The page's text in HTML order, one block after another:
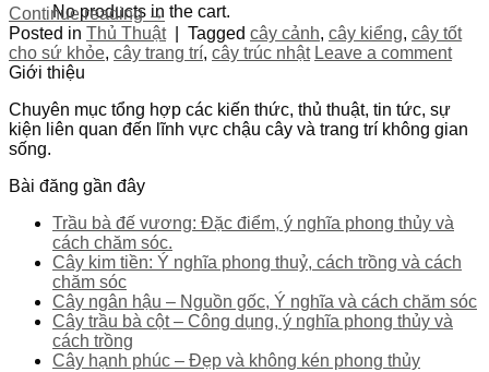
No products in the cart.
Continue reading →
Posted in Thủ Thuật Tagged cây cảnh, cây kiểng, cây tốt
cho sứ khỏe, cây trang trí, cây trúc nhật Leave a comment
Giới thiệu
Chuyên mục tổng hợp các kiến thức, thủ thuật, tin tức, sự
kiện liên quan đến lĩnh vực chậu cây và trang trí không gian
sống.
Bài đăng gần đây
Trầu bà đế vương: Đặc điểm, ý nghĩa phong thủy và
cách chăm sóc.
Cây kim tiền: Ý nghĩa phong thuỷ, cách trồng và cách
chăm sóc
Cây ngân hậu – Nguồn gốc, Ý nghĩa và cách chăm sóc
Cây trầu bà cột – Công dụng, ý nghĩa phong thủy và
cách trồng
Cây hạnh phúc – Đẹp và không kén phong thủy